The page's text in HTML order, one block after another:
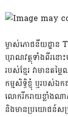
ម្ចាស់ភោជនីយដ្ឋាន
បុរាណវត្ថុទាំងពីរនោះ
របស់ខ្មែរ វាមានតម្ល
កម្មសិទ្ធិខ្ញុំ ឬរបស់ឯក
លោករីករាយខ្លាំងណ
និងមានប្រយោជន៍សម្រ